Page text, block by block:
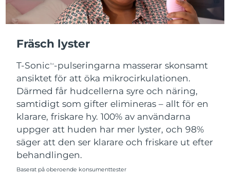
Fräsch lyster
T-SonicTM-pulseringarna masserar skonsamt
ansiktet för att öka mikrocirkulationen.
Därmed får hudcellerna syre och näring,
samtidigt som gifter elimineras – allt för en
klarare, friskare hy. 100% av användarna
uppger att huden har mer lyster, och 98%
säger att den ser klarare och friskare ut efter
behandlingen.
Baserat på oberoende konsumenttester